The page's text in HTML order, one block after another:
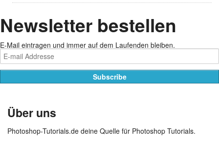
Newsletter bestellen
E-Mail eintragen und immer auf dem Laufenden bleiben.
Über uns
Photoshop-Tutorials.de deine Quelle für Photoshop Tutorials.